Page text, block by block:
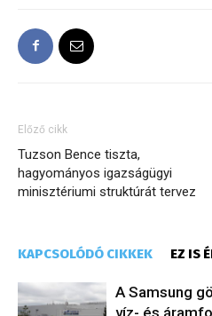
Előző cikk
Tuzson Bence tiszta,
hagyományos igazságügyi
minisztériumi struktúrát tervez
KAPCSOLÓDÓ CIKKEK EZ IS
A Samsung
víz- és